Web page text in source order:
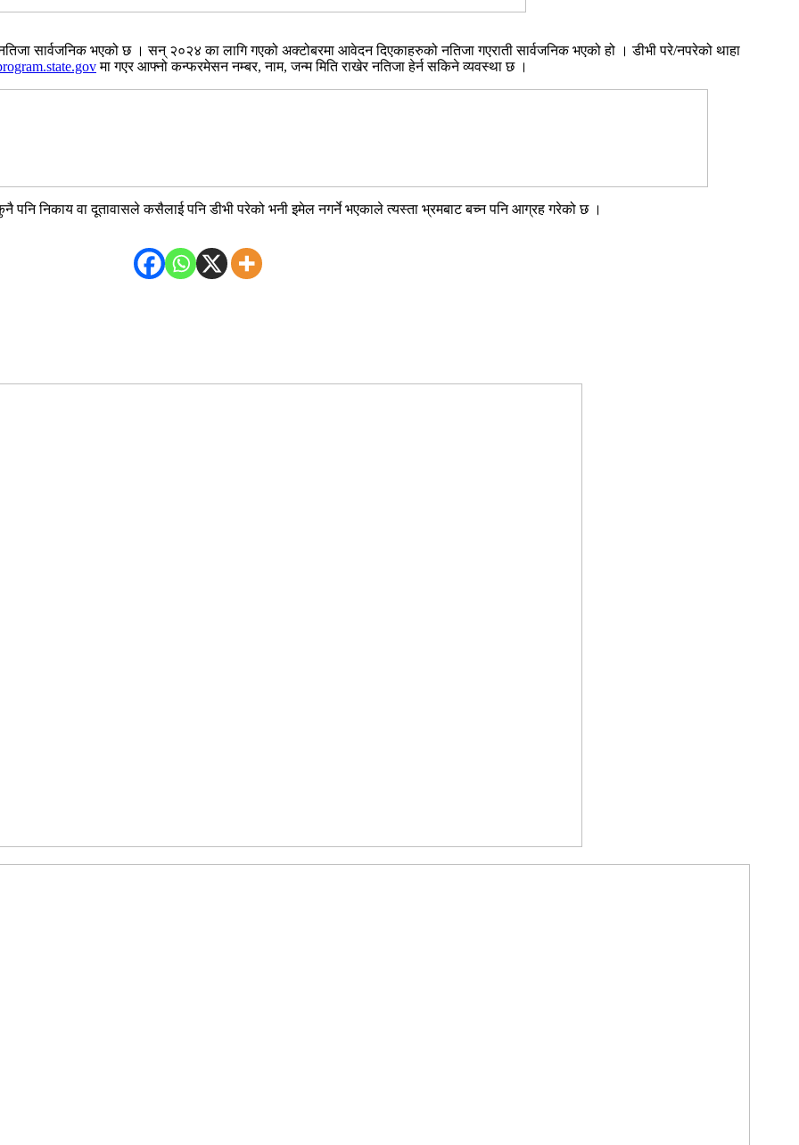
नतिजा सार्वजनिक भएको छ । सन् २०२४ का लागि गएको अक्टोबरमा आवेदन दिएकाहरुको नतिजा गएराती सार्वजनिक भएको हो । डीभी परे/नपरेको थाहा
मा गएर आफ्नो कन्फरमेसन नम्बर, नाम, जन्म मिति राखेर नतिजा हेर्न सकिने व्यवस्था छ ।
पनि निकाय वा दूतावासले कसैलाई पनि डीभी परेको भनी इमेल नगर्ने भएकाले त्यस्ता भ्रमबाट बच्न पनि आग्रह गरेको छ ।